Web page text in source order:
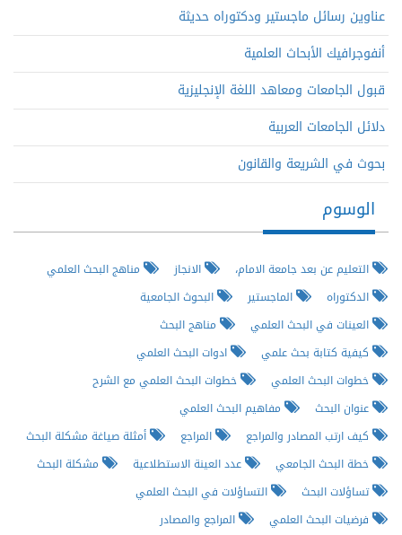
عناوين رسائل ماجستير ودكتوراه حديثة
أنفوجرافيك الأبحاث العلمية
قبول الجامعات ومعاهد اللغة الإنجليزية
دلائل الجامعات العربية
بحوث في الشريعة والقانون
الوسوم
التعليم عن بعد جامعة الامام، الانجاز
مناهج البحث العلمي
الدكتوراه
الماجستير
البحوث الجامعية
العينات في البحث العلمي
مناهج البحث
كيفية كتابة بحث علمي
ادوات البحث العلمي
خطوات البحث العلمي
خطوات البحث العلمي مع الشرح
عنوان البحث
مفاهيم البحث العلمي
كيف ارتب المصادر والمراجع
المراجع
أمثلة صياغة مشكلة البحث
خطة البحث الجامعي
عدد العينة الاستطلاعية
مشكلة البحث
تساؤلات البحث
التساؤلات في البحث العلمي
فرضيات البحث العلمي
المراجع والمصادر